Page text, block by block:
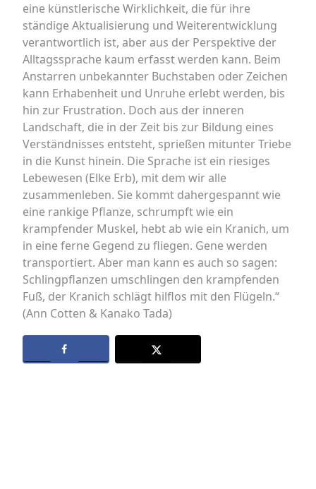
eine künstlerische Wirklichkeit, die für ihre
ständige Aktualisierung und Weiterentwicklung
verantwortlich ist, aber aus der Perspektive der
Alltagssprache kaum erfasst werden kann. Beim
Anstarren unbekannter Buchstaben oder Zeichen
kann Erhabenheit und Unruhe erlebt werden, bis
hin zur Frustration. Doch aus der inneren
Landschaft, die in der Zeit bis zur Bildung eines
Verständnisses entsteht, sprießen mitunter Triebe
in die Kunst hinein. Die Sprache ist ein riesiges
Lebewesen (Elke Erb), mit dem wir alle
zusammenleben. Sie kommt dahergespannt wie
eine rankige Pflanze, schrumpft wie ein
krampfender Muskel, hebt ab wie ein Kranich, um
in eine ferne Gegend zu fliegen. Gene werden
transportiert. Aber man kann es auch so sagen:
Schlingpflanzen umschlingen den krampfenden
Fuß, der Kranich schlägt hilflos mit den Flügeln.“
(Ann Cotten & Kanako Tada)